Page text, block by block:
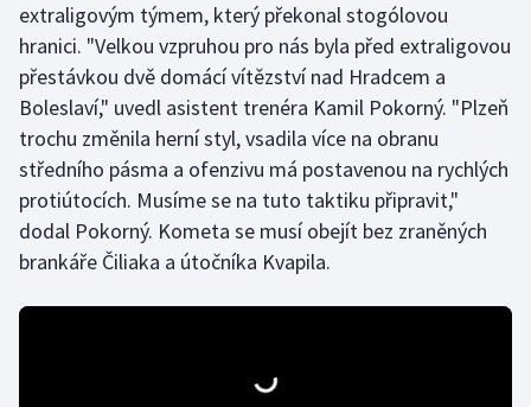
Krasobruslení
Lezení
Lyže a snowboard
Moderní pětiboj
Motorsport
extraligovým týmem, který překonal stogólovou
hranici. "Velkou vzpruhou pro nás byla před extraligovou
přestávkou dvě domácí vítězství nad Hradcem a
Boleslaví," uvedl asistent trenéra Kamil Pokorný. "Plzeň
trochu změnila herní styl, vsadila více na obranu
středního pásma a ofenzivu má postavenou na rychlých
protiútocích. Musíme se na tuto taktiku připravit,"
dodal Pokorný. Kometa se musí obejít bez zraněných
brankáře Čiliaka a útočníka Kvapila.